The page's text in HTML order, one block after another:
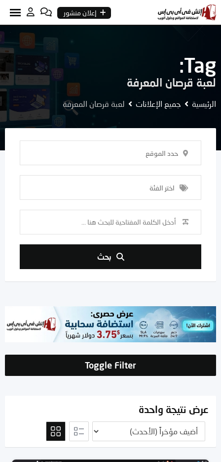
Skip
to
إعلان منشور
Tag:
لعبة قرصان المعرفة
الرئيسية جميع الإعلانات لعبة قرصان المعرفة
حدد الموقع
اختر الفئة
بحث
Toggle Filter
عرض نتيجة واحدة